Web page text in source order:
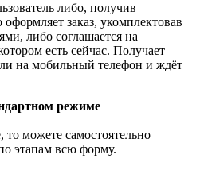
либо, получив
заказ, укомплектовав
либо соглашается на
есть сейчас. Получает
на мобильный телефон и ждёт
режиме
можете самостоятельно
этапам всю форму.